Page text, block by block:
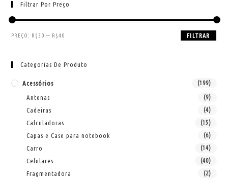
Filtrar Por Preço
FILTRAR
PREÇO: R$30 — R$40
Categorias De Produto
Acessórios (199)
Antenas (9)
Cadeiras (4)
Calculadoras (15)
Capas e Case para notebook (6)
Carro (14)
Celulares (40)
Fragmentadora (2)